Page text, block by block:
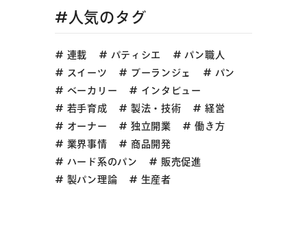
#人気のタグ
連載 パティシエ
パン職人
スイーツ
ブーランジェ
パン
ベーカリー
インタビュー
若手育成
製法・技術
経営
オーナー
独立開業
働き方
業界事情
商品開発
ハード系のパン
販売促進
製パン理論
生産者